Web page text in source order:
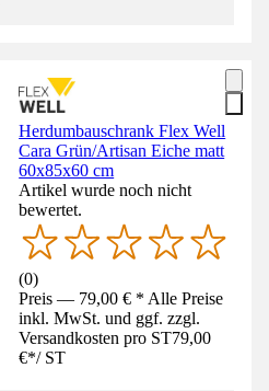
Herdumbauschrank Flex Well
Cara Grün/Artisan Eiche matt
60x85x60 cm
Artikel wurde noch nicht
bewertet.
(0)
Preis — 79,00 € * Alle Preise
inkl. MwSt. und ggf. zzgl.
Versandkosten pro ST79,00
€*/ ST